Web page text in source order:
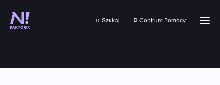
Szukaj Centrum Pomocy